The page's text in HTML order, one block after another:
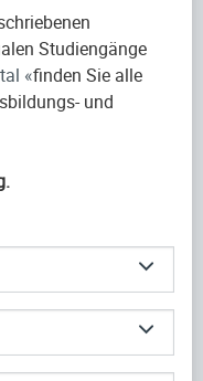
Studiengänge
finden Sie alle
und